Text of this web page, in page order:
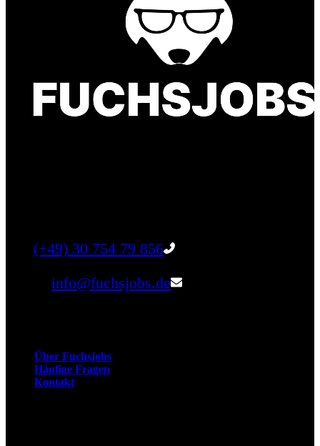
(+49) 30 754 79 856
info@fuchsjobs.de
Über Fuchsjobs
Häufige Fragen
Kontakt